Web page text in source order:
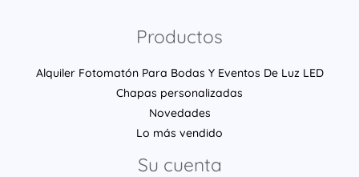
Productos
Alquiler Fotomatón Para Bodas Y Eventos De Luz LED
Chapas personalizadas
Novedades
Lo más vendido
Su cuenta